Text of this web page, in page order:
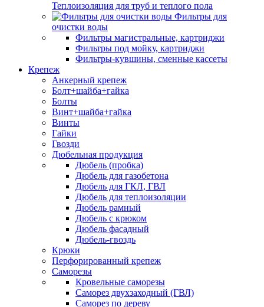
Теплоизоляция для труб и теплого пола
Фильтры для
очистки воды
Фильтры магистральные, картриджи
Фильтры под мойку, картриджи
Фильтры-кувшины, сменные кассеты
Крепеж
Анкерный крепеж
Болт+шайба+гайка
Болты
Винт+шайба+гайка
Винты
Гайки
Гвозди
Дюбельная продукция
Дюбель (пробка)
Дюбель для газобетона
Дюбель для ГКЛ, ГВЛ
Дюбель для теплоизоляции
Дюбель рамный
Дюбель с крюком
Дюбель фасадный
Дюбель-гвоздь
Крюки
Перфорированный крепеж
Саморезы
Кровельные саморезы
Саморез двухзаходный (ГВЛ)
Саморез по дереву